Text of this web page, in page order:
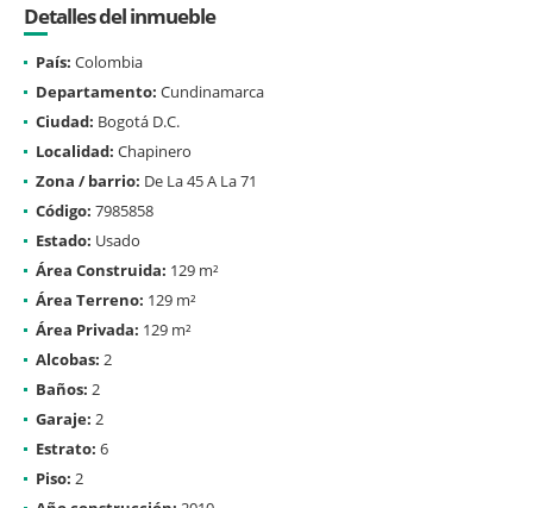
Detalles del inmueble
País: Colombia
Departamento: Cundinamarca
Ciudad: Bogotá D.C.
Localidad: Chapinero
Zona / barrio: De La 45 A La 71
Código: 7985858
Estado: Usado
Área Construida: 129 m²
Área Terreno: 129 m²
Área Privada: 129 m²
Alcobas: 2
Baños: 2
Garaje: 2
Estrato: 6
Piso: 2